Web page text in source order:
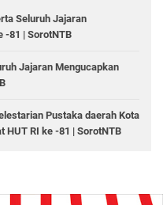
Seluruh Jajaran
-81 | SorotNTB
Jajaran Mengucapkan
Pustaka daerah Kota
HUT RI ke -81 | SorotNTB